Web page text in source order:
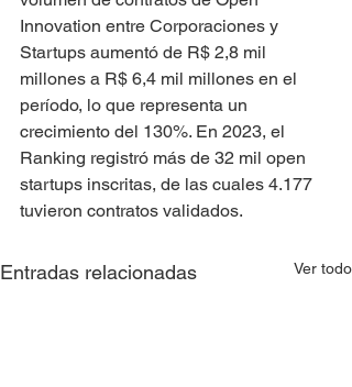
Innovation entre Corporaciones y
Startups aumentó de R$ 2,8 mil
millones a R$ 6,4 mil millones en el
período, lo que representa un
crecimiento del 130%. En 2023, el
Ranking registró más de 32 mil open
startups inscritas, de las cuales 4.177
tuvieron contratos validados.
Entradas relacionadas Ver todo